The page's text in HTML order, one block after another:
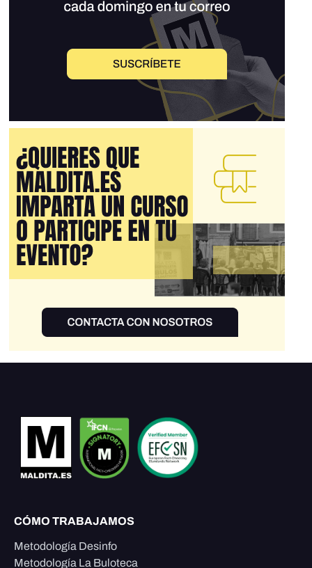
CÓMO TRABAJAMOS
Metodología Desinfo
Metodología La Buloteca